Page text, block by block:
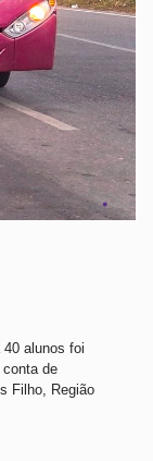
alunos foi
de
Filho, Região